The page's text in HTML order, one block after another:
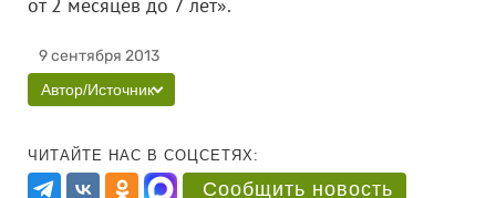
9 сентября 2013
Автор/Источник
ЧИТАЙТЕ НАС В СОЦСЕТЯХ:
Сообщить новость